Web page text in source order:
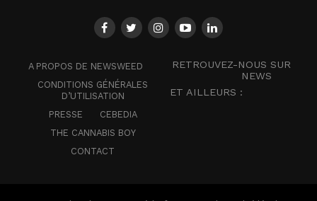
A PROPOS DE NEWSWEED
CONDITIONS GÉNÉRALES
D’UTILISATION
PRESSE
CEBEDIA
THE CANNABIS BOY
CONTACT
RETROUVEZ-NOUS SUR
NEWS
ET AILLEURS :